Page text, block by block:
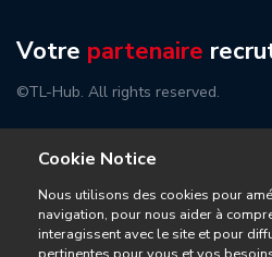
Votre partenaire
©TL-Hub. All rights reserved.
Cookie Notice
Nous utilisons des cookies pour
navigation, pour nous aider à
interagissent avec le site et pour